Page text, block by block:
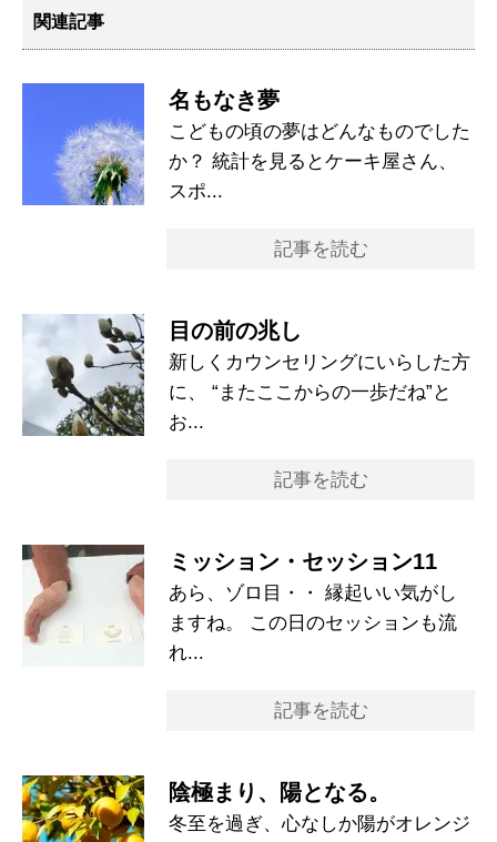
関連記事
名もなき夢
こどもの頃の夢はどんなものでした
か？ 統計を見るとケーキ屋さん、
スポ...
記事を読む
目の前の兆し
新しくカウンセリングにいらした方
に、 “またここからの一歩だね”と
お...
記事を読む
ミッション・セッション11
あら、ゾロ目・・ 縁起いい気がし
ますね。 この日のセッションも流
れ...
記事を読む
陰極まり、陽となる。
冬至を過ぎ、心なしか陽がオレンジ